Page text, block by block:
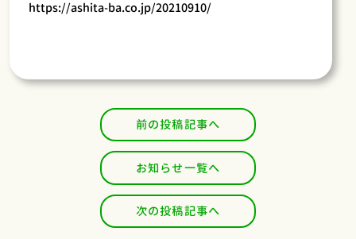
https://ashita-ba.co.jp/20210910/
前の投稿記事へ
お知らせ一覧へ
次の投稿記事へ